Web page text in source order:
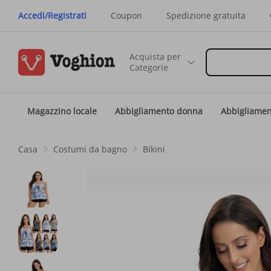
Accedi/Registrati Coupon Spedizione gratuita
Acquista per
Categorie
Magazzino locale Abbigliamento donna
Casa Costumi da bagno Bikini